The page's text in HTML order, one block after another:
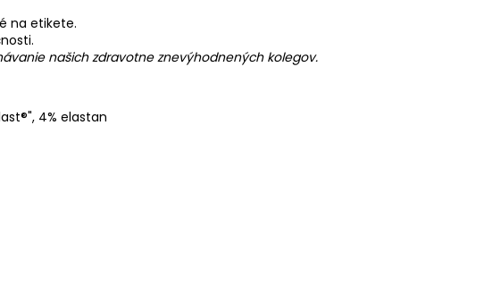
na etikete.
našich zdravotne znevýhodnených kolegov.
4% elastan